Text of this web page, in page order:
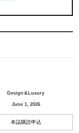
Design＆Luxury
June 1, 2026
本誌購読申込